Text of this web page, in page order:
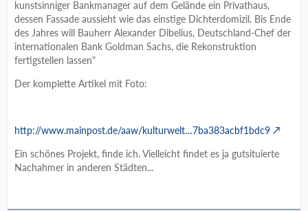
kunstsinniger Bankmanager auf dem Gelände ein Privathaus,
dessen Fassade aussieht wie das einstige Dichterdomizil. Bis Ende
des Jahres will Bauherr Alexander Dibelius, Deutschland-Chef der
internationalen Bank Goldman Sachs, die Rekonstruktion
fertigstellen lassen"
Der komplette Artikel mit Foto:
http://www.mainpost.de/aaw/kulturwelt…7ba383acbf1bdc9
Ein schönes Projekt, finde ich. Vielleicht findet es ja gutsituierte
Nachahmer in anderen Städten...